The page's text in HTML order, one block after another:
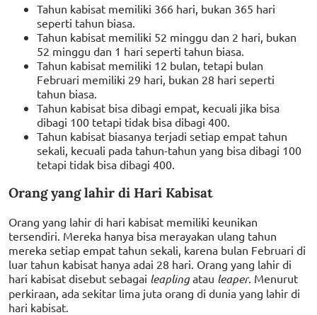
Tahun kabisat memiliki 366 hari, bukan 365 hari
seperti tahun biasa.
Tahun kabisat memiliki 52 minggu dan 2 hari, bukan
52 minggu dan 1 hari seperti tahun biasa.
Tahun kabisat memiliki 12 bulan, tetapi bulan
Februari memiliki 29 hari, bukan 28 hari seperti
tahun biasa.
Tahun kabisat bisa dibagi empat, kecuali jika bisa
dibagi 100 tetapi tidak bisa dibagi 400.
Tahun kabisat biasanya terjadi setiap empat tahun
sekali, kecuali pada tahun-tahun yang bisa dibagi 100
tetapi tidak bisa dibagi 400.
Orang yang lahir di Hari Kabisat
Orang yang lahir di hari kabisat memiliki keunikan
tersendiri. Mereka hanya bisa merayakan ulang tahun
mereka setiap empat tahun sekali, karena bulan Februari di
luar tahun kabisat hanya adai 28 hari. Orang yang lahir di
hari kabisat disebut sebagai leaplingatau leaper. Menurut
perkiraan, ada sekitar lima juta orang di dunia yang lahir di
hari kabisat.